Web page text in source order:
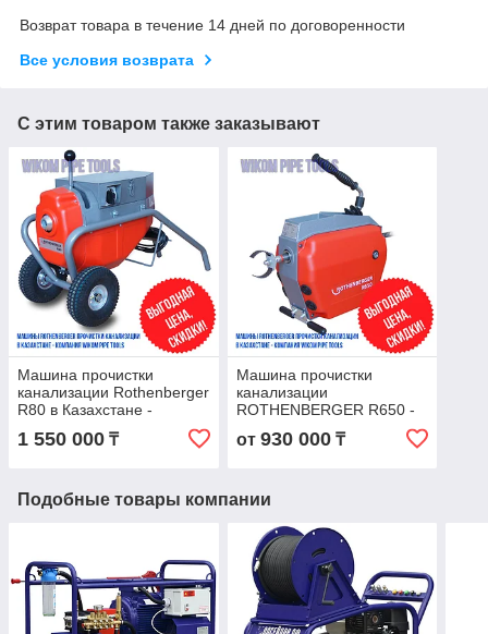
Возврат товара в течение 14 дней по договоренности
Все условия возврата
С этим товаром также заказывают
Машина прочистки
канализации Rothenberger
R80 в Казахстане -
wikomtools.kz
1 550 000 ₸
Машина прочистки
канализации
ROTHENBERGER R650 -
от 930 000₸
Подобные товары компании